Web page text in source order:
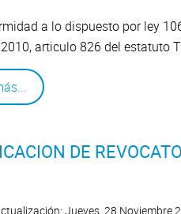
a lo dispuesto por ley
articulo 826 del estatuto
DE
Jueves, 28 Noviembre